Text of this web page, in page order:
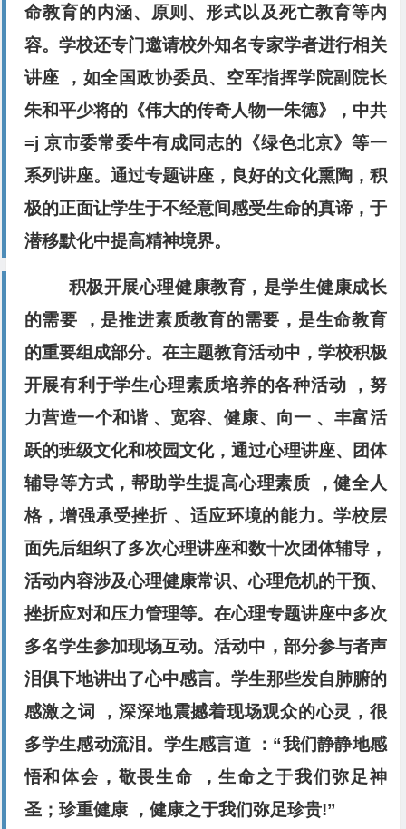
命教育的内涵、原则、形式以及死亡教育等内
容。学校还专门邀请校外知名专家学者进行相关
讲座 ，如全国政协委员、空军指挥学院副院长
朱和平少将的《伟大的传奇人物一朱德》，中共
=j 京市委常委牛有成同志的《绿色北京》等一
系列讲座。通过专题讲座，良好的文化熏陶，积
极的正面让学生于不经意间感受生命的真谛，于
潜移默化中提高精神境界。
积极开展心理健康教育，是学生健康成长
的需要 ，是推进素质教育的需要，是生命教育
的重要组成部分。在主题教育活动中，学校积极
开展有利于学生心理素质培养的各种活动 ，努
力营造一个和谐 、宽容、健康、向一 、丰富活
跃的班级文化和校园文化，通过心理讲座、团体
辅导等方式，帮助学生提高心理素质 ，健全人
格，增强承受挫折 、适应环境的能力。学校层
面先后组织了多次心理讲座和数十次团体辅导，
活动内容涉及心理健康常识、心理危机的干预、
挫折应对和压力管理等。在心理专题讲座中多次
多名学生参加现场互动。活动中，部分参与者声
泪俱下地讲出了心中感言。学生那些发自肺腑的
感激之词 ，深深地震撼着现场观众的心灵，很
多学生感动流泪。学生感言道 ：“我们静静地感
悟和体会，敬畏生命 ，生命之于我们弥足神
圣；珍重健康 ，健康之于我们弥足珍贵!”